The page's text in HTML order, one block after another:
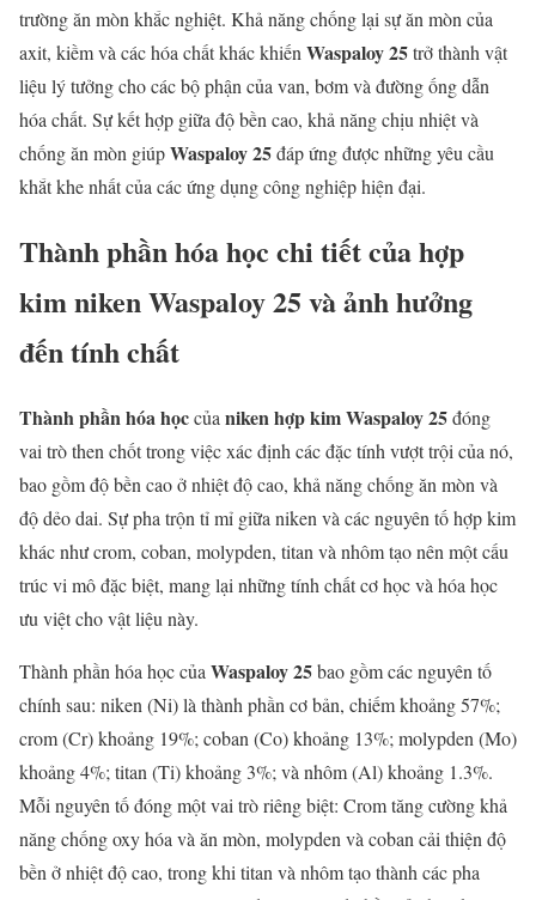
trường ăn mòn khắc nghiệt. Khả năng chống lại sự ăn mòn của
axit, kiềm và các hóa chất khác khiến Waspaloy 25trở thành vật
liệu lý tưởng cho các bộ phận của van, bơm và đường ống dẫn
hóa chất. Sự kết hợp giữa độ bền cao, khả năng chịu nhiệt và
chống ăn mòn giúpWaspaloy 25đáp ứng được những yêu cầu
khắt khe nhất của các ứng dụng công nghiệp hiện đại.
Thành phần hóa học chi tiết của hợp
kim niken Waspaloy 25 và ảnh hưởng
đến tính chất
Thành phần hóa họccủaniken hợp kim Waspaloy 25đóng
vai trò then chốt trong việc xác định các đặc tính vượt trội của nó,
bao gồm độ bền cao ở nhiệt độ cao, khả năng chống ăn mòn và
độ dẻo dai. Sự pha trộn tỉ mỉ giữa niken và các nguyên tố hợp kim
khác như crom, coban, molypden, titan và nhôm tạo nên một cấu
trúc vi mô đặc biệt, mang lại những tính chất cơ học và hóa học
ưu việt cho vật liệu này.
Thành phần hóa học củaWaspaloy 25bao gồm các nguyên tố
chính sau: niken (Ni) là thành phần cơ bản, chiếm khoảng 57%;
crom (Cr) khoảng 19%; coban (Co) khoảng 13%; molypden (Mo)
khoảng 4%; titan (Ti) khoảng 3%; và nhôm (Al) khoảng 1.3%.
Mỗi nguyên tố đóng một vai trò riêng biệt: Crom tăng cường khả
năng chống oxy hóa và ăn mòn, molypden và coban cải thiện độ
bền ở nhiệt độ cao, trong khi titan và nhôm tạo thành các pha